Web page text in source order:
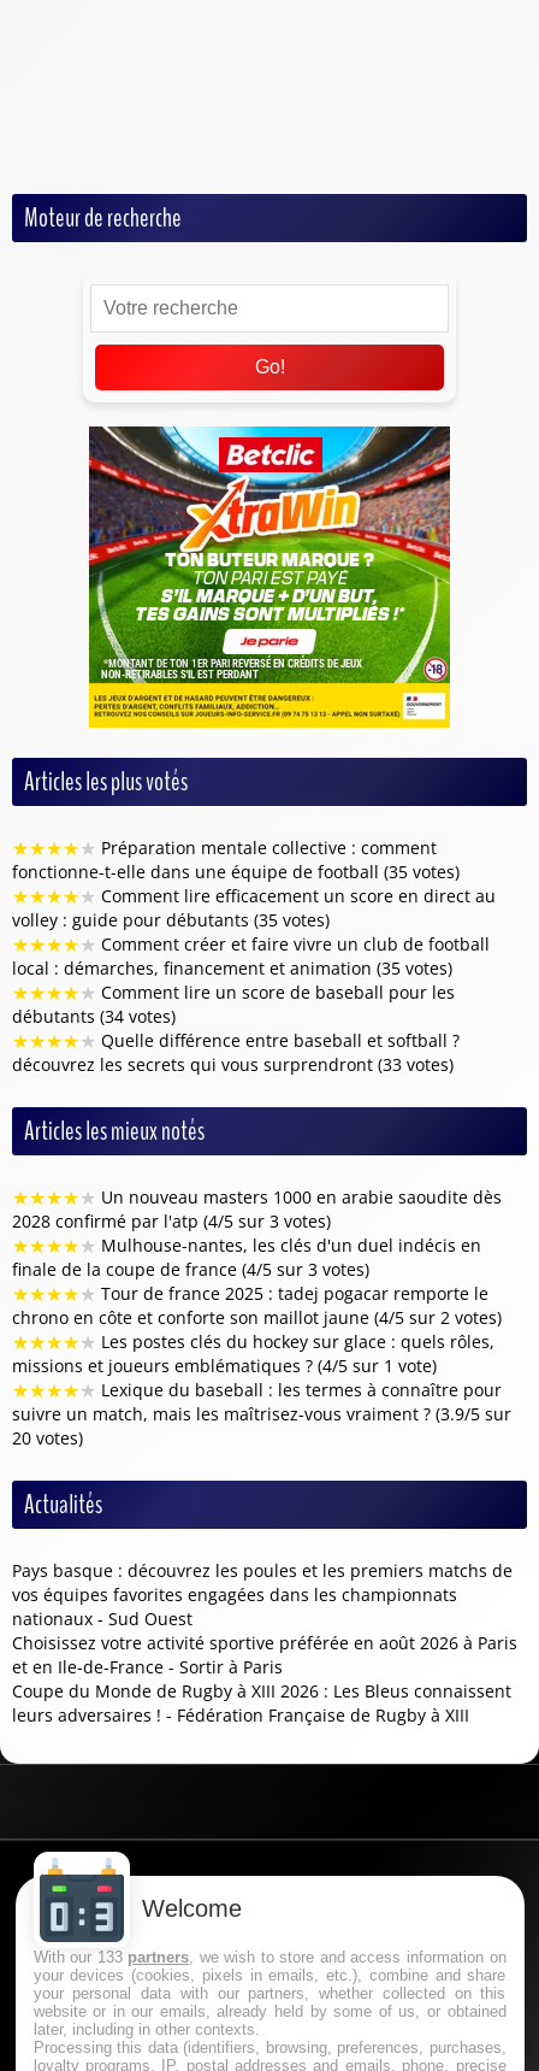
Moteur de recherche
Go!
Articles les plus votés
★★★★★ Préparation mentale collective : comment
fonctionne-t-elle dans une équipe de football (35 votes)
★★★★★ Comment lire efficacement un score en direct au
volley : guide pour débutants (35 votes)
★★★★★ Comment créer et faire vivre un club de football
local : démarches, financement et animation (35 votes)
★★★★★ Comment lire un score de baseball pour les
débutants (34 votes)
★★★★★ Quelle différence entre baseball et softball ?
découvrez les secrets qui vous surprendront (33 votes)
Articles les mieux notés
★★★★★ Un nouveau masters 1000 en arabie saoudite dès
2028 confirmé par l'atp (4/5 sur 3 votes)
★★★★★ Mulhouse-nantes, les clés d'un duel indécis en
finale de la coupe de france (4/5 sur 3 votes)
★★★★★ Tour de france 2025 : tadej pogacar remporte le
chrono en côte et conforte son maillot jaune (4/5 sur 2 votes)
★★★★★ Les postes clés du hockey sur glace : quels rôles,
missions et joueurs emblématiques ? (4/5 sur 1 vote)
★★★★★ Lexique du baseball : les termes à connaître pour
suivre un match, mais les maîtrisez-vous vraiment ? (3.9/5 sur
20 votes)
Actualités
Pays basque : découvrez les poules et les premiers matchs de
vos équipes favorites engagées dans les championnats
nationaux - Sud Ouest
Choisissez votre activité sportive préférée en août 2026 à Paris
et en Ile-de-France - Sortir à Paris
Coupe du Monde de Rugby à XIII 2026 : Les Bleus connaissent
leurs adversaires ! - Fédération Française de Rugby à XIII
Data powered by Oddspedia
🔞 Le pari en ligne est interdit aux mineurs (-18 ans en
France) et comporte des risques : endettement,
dépendance… En cas de problème, appelez le 09-74-75-
13-13 ou rendez-vous sur joueurs-info-service.fr. Jouez
selon vos moyens. Partenariat rémunéré. Ce contenu
Welcome
With our 133 partners , we wish to store and access information on
your devices (cookies, pixels in emails, etc.), combine and share
your personal data with our partners, whether collected on this
website or in our emails, already held by some of us, or obtained
later, including in other contexts.
Processing this data (identifiers, browsing, preferences, purchases,
loyalty programs, IP, postal addresses and emails, phone, precise